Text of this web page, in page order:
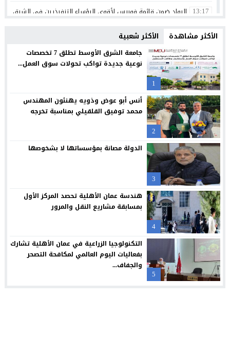
13:17 الرواد ضمن قائمة فوربس لأقوى الرؤساء التنفيذيين في الشرق
الجامعات الأردنية… استثمار في الإنسان وصناعة المستقبل
ذكرى تولي الشيخ زايد بن سلطان ال نهيان مقاليد الحكم في أبو
20:02 الإعلامي أحمد القاسم يشكر الفريق الطبي في مستشفى البشير
23:16 مركز جامعة الزيتونة الأردنية الصحي يعزز خدماته المجانية ويواصل
23:12 جامعة الزيتونة الأردنية تحتفل بتخريج الفوج الثلاثين من طلبتها
21:09 “العلوم التطبيقية” تحتضن “بالعربي – عمّان”.. ملتقى المبدعين
20:54 حملة عالمية لكفالة أيتام غزة: لايف للإغاثة والتنمية تكثف
الأكثر مشاهدة الأكثر شعبية
1
جامعة الشرق الأوسط تطلق 7 تخصصات
نوعية جديدة تواكب تحولات سوق العمل...
2
أنس أبو عوض وذويه يهنئون المهندس
محمد توفيق القلقيلي بمناسبة تخرجه
3
الدولة مصانة بمؤسساتها لا بشخوصها
4
هندسة عمان الأهلية تحصد المركز الأول
بمسابقة مشاريع النقل والمرور
5
التكنولوجيا الزراعية في عمان الأهلية تشارك
بفعاليات اليوم العالمي لمكافحة التصحر
والجفاف...